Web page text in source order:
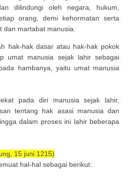
dilindungi oleh negara, hukum,
orang, demi kehormatan serta
dan martabat manusia.
hak-hak dasar atau hak-hak pokok
umat manusia sejak lahir sebagai
hambanya, yaitu umat manusia
pada diri manusia sejak lahir,
tentang hak asasi manusia dan
dalam proses ini lahir beberapa
15 juni 1215)
hal-hal sebagai berikut: